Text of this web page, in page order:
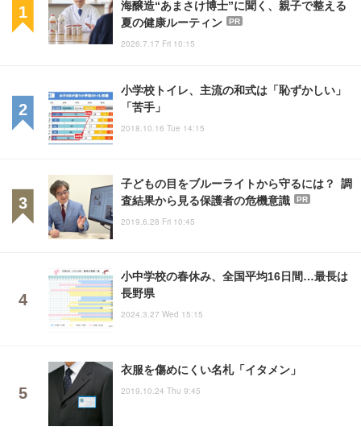
海醸造“あまさけ博士”に聞く、親子で整える
夏の健康ルーティン
PR
2026.7.17 Fri 10:15
小学校トイレ、主流の和式は「恥ずかしい」
「苦手」
2018.10.16 Tue 14:15
子どもの目をブルーライトから守るには？ 調
査結果から見る保護者の危機意識
PR
2019.6.28 Fri 10:45
小中学校の春休み、全国平均16日間…最長は
長野県
2024.3.27 Wed 15:15
衣服を傷めにくい名札「イタメン」
2019.10.24 Thu 9:45